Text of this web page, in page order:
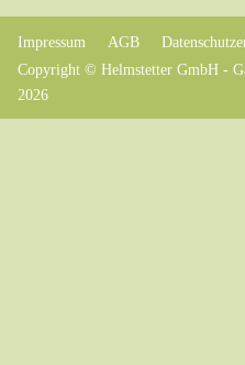
Impressum AGB
Copyright © Helmstetter GmbH -
2026